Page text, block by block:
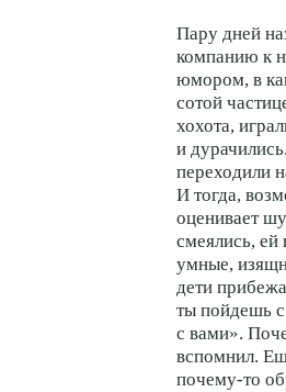
Пару дней
компанию к
юмором, в
сотой
хохота,
и
переходили
И тогда,
оценивает
смеялись, ей
умные,
дети
ты пойдешь
с вами».
вспомнил.
почему-то